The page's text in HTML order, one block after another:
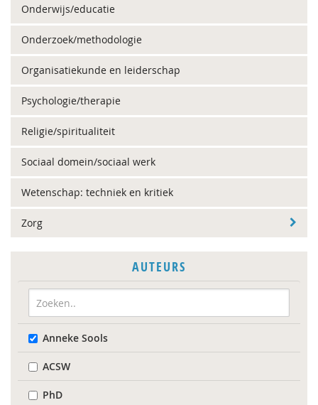
Onderwijs/educatie
Onderzoek/methodologie
Organisatiekunde en leiderschap
Psychologie/therapie
Religie/spiritualiteit
Sociaal domein/sociaal werk
Wetenschap: techniek en kritiek
Zorg
AUTEURS
Anneke Sools
ACSW
PhD